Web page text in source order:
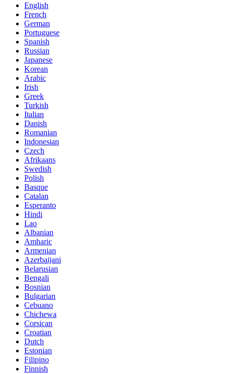
English
French
German
Portuguese
Spanish
Russian
Japanese
Korean
Arabic
Irish
Greek
Turkish
Italian
Danish
Romanian
Indonesian
Czech
Afrikaans
Swedish
Polish
Basque
Catalan
Esperanto
Hindi
Lao
Albanian
Amharic
Armenian
Azerbaijani
Belarusian
Bengali
Bosnian
Bulgarian
Cebuano
Chichewa
Corsican
Croatian
Dutch
Estonian
Filipino
Finnish